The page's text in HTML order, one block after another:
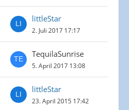
littleStar
2. Juli 2017 17:17
TequilaSunrise
5. April 2017 13:08
littleStar
23. April 2015 17:42